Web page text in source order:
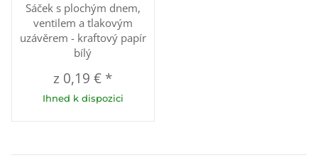
Sáček s plochým dnem,
ventilem a tlakovým
uzávěrem - kraftový papír
bílý
z 0,19 € *
Ihned k dispozici